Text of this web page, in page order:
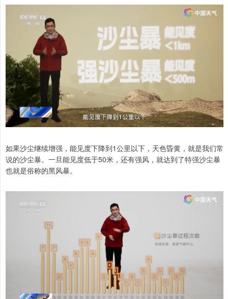
如果沙尘继续增强，能见度下降到1公里以下，天色昏黄，就是我们常
说的沙尘暴。一旦能见度低于50米，还有强风，就达到了特强沙尘暴
也就是俗称的黑风暴。